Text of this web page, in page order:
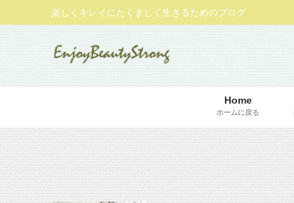
楽しくキレイにたくましく生きるためのブログ
Home
ホームに戻る